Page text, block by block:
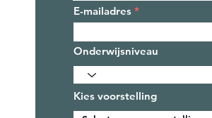
E-mailadres
Onderwijsniveau
Kies voorstelling